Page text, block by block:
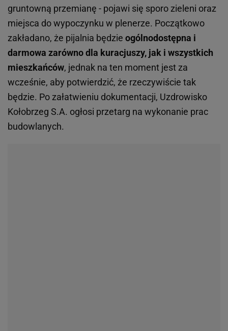
gruntowną przemianę - pojawi się sporo zieleni oraz
miejsca do wypoczynku w plenerze. Początkowo
zakładano, że pijalnia będzie ogólnodostępna i
darmowa zarówno dla kuracjuszy, jak i wszystkich
mieszkańców, jednak na ten moment jest za
wcześnie, aby potwierdzić, że rzeczywiście tak
będzie. Po załatwieniu dokumentacji, Uzdrowisko
Kołobrzeg S.A. ogłosi przetarg na wykonanie prac
budowlanych.